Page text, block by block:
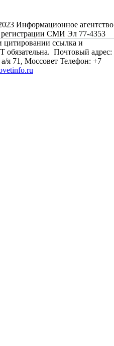
Информационное агентство
СМИ Эл 77-4353
цитировании ссылка и
Почтовый адрес:
я 71, Моссовет Телефон: +7